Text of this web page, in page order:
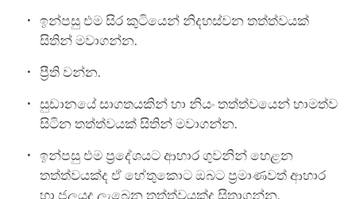
ඉන්පසු එම සිර කුටියෙන් නිදහස්වන තත්ත්වයක්
සිතින් මවාගන්න.
ප්‍රීති වන්න.
සුඩානයේ සාගතයකින් හා නියං තත්ත්වයෙන් හාමත්ව
සිටින තත්ත්වයක් සිතින් මවාගන්න.
ඉන්පසු එම ප්‍රදේශයට ආහාර ගුවනින් හෙළන
තත්ත්වයක්ද ඒ හේතුකොට ඔබට ප්‍රමාණවත් ආහාර
හා ජලයද ලැබෙන තත්ත්වයක්ද සිතාගන්න.